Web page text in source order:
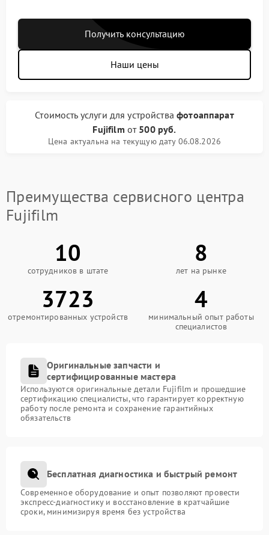
Получить консультацию
Наши цены
Стоимость услуги для устройствафотоаппарат
Fujifilm от 500 руб.
Цена актуальна на текущую дату 06.08.2026
Преимущества сервисного центра
Fujifilm
10
сотрудников в штате
8
лет на рынке
3723
отремонтированных устройств
4
минимальный опыт работы
специалистов
Оригинальные запчасти и
сертифицированные мастера
Используются оригинальные детали Fujifilm и прошедшие
сертификацию специалисты, что гарантирует корректную
работу после ремонта и сохранение гарантийных
обязательств
Бесплатная диагностика и быстрый ремонт
Современное оборудование и опыт позволяют провести
экспресс-диагностику и восстановление в кратчайшие
сроки, минимизируя время без устройства